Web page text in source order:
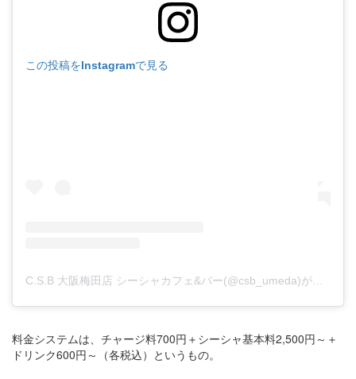
この投稿をInstagramで見る
料金システムは、チャージ料700円＋シーシャ基本料2,500円～＋
ドリンク600円～（各税込）というもの。